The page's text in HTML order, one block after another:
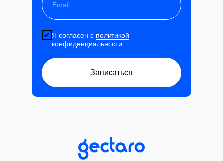
Я согласен с политикой
конфиденциальности
Записаться